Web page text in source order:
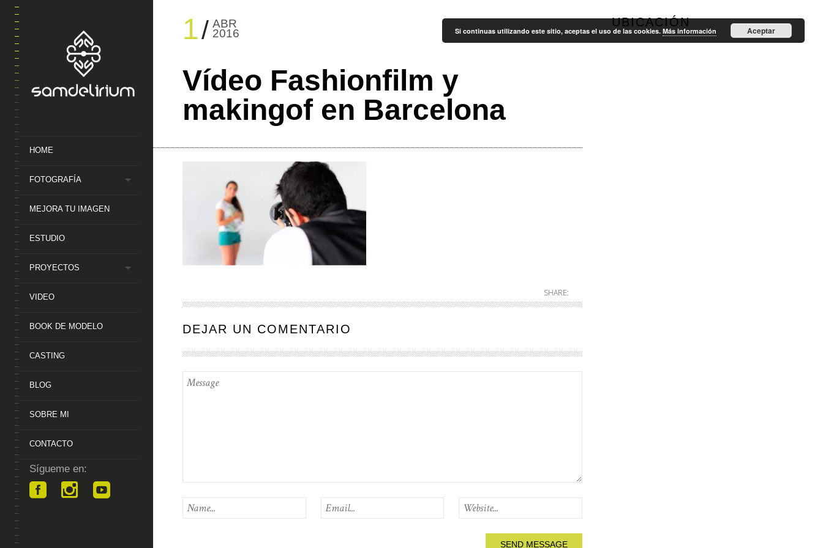
HOME
FOTOGRAFÍA
MEJORA TU IMAGEN
ESTUDIO
PROYECTOS
VIDEO
BOOK DE MODELO
CASTING
BLOG
SOBRE MI
CONTACTO
Sígueme en:
1 ABR
2016
Vídeo Fashionfilm y
makingof en Barcelona
SHARE:
DEJAR UN COMENTARIO
UBICACIÓN
Si continuas utilizando este sitio, aceptas el uso de las cookies. Más información Aceptar